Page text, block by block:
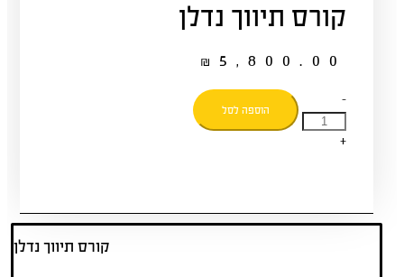
קורס תיווך נדלן
₪ 5,800.00
-
+
הוספה לסל
קורס תיווך נדלן